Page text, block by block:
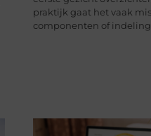
praktijk gaat het vaak
componenten of indeling